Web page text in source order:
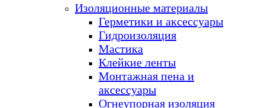
Изоляционные материалы
Герметики и аксессуары
Гидроизоляция
Мастика
Клейкие ленты
Монтажная пена и
аксессуары
Огнеупорная изоляция